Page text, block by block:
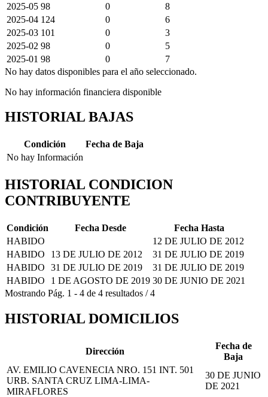
2025-05 98 0
8
2025-04 124 0
6
2025-03 101 0
3
2025-02 98 0
5
2025-01 98 0
7
No hay datos disponibles para el año seleccionado.
No hay información financiera disponible
HISTORIAL BAJAS
Condición
Fecha de Baja
No hay Información
HISTORIAL CONDICION
CONTRIBUYENTE
Condición Fecha Desde
Fecha Hasta
HABIDO
12 DE JULIO DE 2012
HABIDO
13 DE JULIO DE 2012
31 DE JULIO DE 2019
HABIDO
31 DE JULIO DE 2019
31 DE JULIO DE 2019
HABIDO
1 DE AGOSTO DE 2019 30 DE JUNIO DE 2021
Mostrando Pág. 1 - 4 de 4 resultados /4
HISTORIAL DOMICILIOS
Dirección
Fecha de
Baja
AV. EMILIO CAVENECIA NRO. 151 INT. 501
URB. SANTA CRUZ LIMA-LIMA-
MIRAFLORES
30 DE JUNIO
DE 2021